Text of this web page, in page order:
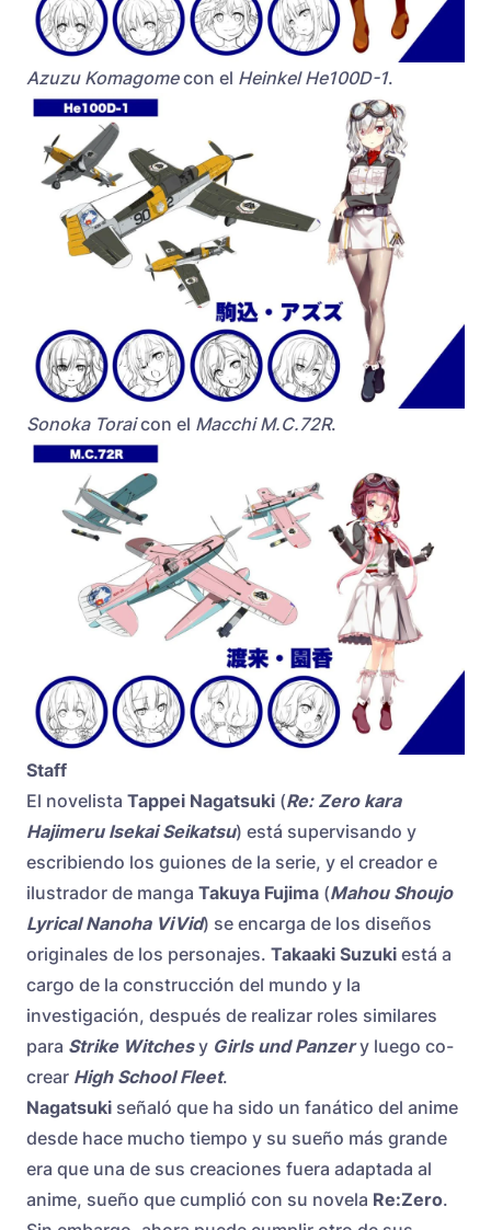
Azuzu Komagomecon el Heinkel He100D-1.
Sonoka Toraicon el Macchi M.C.72R.
Staff
El novelista Tappei Nagatsuki (Re: Zero kara
Hajimeru Isekai Seikatsu) está supervisando y
escribiendo los guiones de la serie, y el creador e
ilustrador de manga Takuya Fujima (Mahou Shoujo
Lyrical Nanoha ViVid) se encarga de los diseños
originales de los personajes. Takaaki Suzuki está a
cargo de la construcción del mundo y la
investigación, después de realizar roles similares
para Strike Witchesy Girls und Panzery luego co-
crear High School Fleet.
Nagatsuki señaló que ha sido un fanático del anime
desde hace mucho tiempo y su sueño más grande
era que una de sus creaciones fuera adaptada al
anime, sueño que cumplió con su novela Re:Zero.